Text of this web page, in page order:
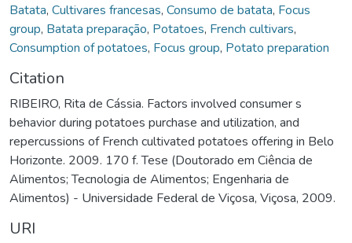
Batata, Cultivares francesas, Consumo de batata, Focus
group, Batata preparação, Potatoes, French cultivars,
Consumption of potatoes, Focus group, Potato preparation
Citation
RIBEIRO, Rita de Cássia. Factors involved consumer s
behavior during potatoes purchase and utilization, and
repercussions of French cultivated potatoes offering in Belo
Horizonte. 2009. 170 f. Tese (Doutorado em Ciência de
Alimentos; Tecnologia de Alimentos; Engenharia de
Alimentos) - Universidade Federal de Viçosa, Viçosa, 2009.
URI